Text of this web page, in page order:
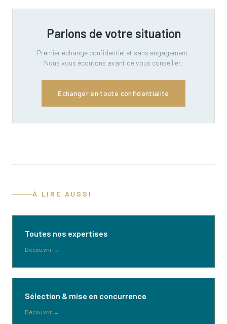
Parlons de votre situation
Premier échange confidentiel et sans engagement.
Nous vous écoutons avant de vous conseiller.
Échanger en toute confidentialité
À LIRE AUSSI
Toutes nos expertises
Découvrir→
Sélection & mise en concurrence
Découvrir→